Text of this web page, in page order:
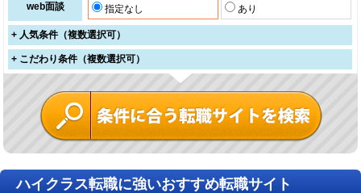
web面談 指定なし あり
+ 人気条件（複数選択可）
+ こだわり条件（複数選択可）
ハイクラス転職に強いおすすめ転職サイト